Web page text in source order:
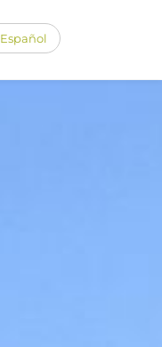
Español